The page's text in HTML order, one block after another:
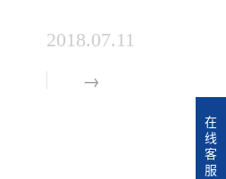
2018.07.11
在
线
客
服